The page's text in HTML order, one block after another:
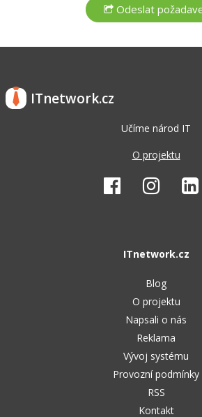
ITnetwork.cz
Učíme národ IT
O projektu
ITnetwork.cz
Blog
O projektu
Napsali o nás
Reklama
Vývoj systému
Provozní podmínky
RSS
Kontakt